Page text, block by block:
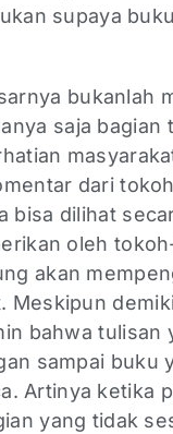
supaya
bukanlah
saja
dari
bisa dilihat
oleh
akan
bahwa tulisan
sampai buku
Artinya ketika
yang tidak